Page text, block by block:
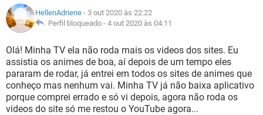
GUIA DE COMPRAS
INSTAGRAM GMAIL
GUIA DE COMPRAS
CELULAR
OUTLOOK EXCEL
INSTAGRAM GMAIL
GUIA DE COMPRAS
JOGOS WHATSAPP
CELULAR
OUTLOOK EXCEL
INSTAGRAM GMAIL
GUIA DE COMPRAS
GLOSSÁRIO
JOGOS WHATSAPP
CELULAR FACEBOOK
OUTLOOK EXCEL
INSTAGRAM GMAIL
HellenAdriene - 3 out 2020 às 22:22
Perfil bloqueado - 4 out 2020 às 04:11
Olá! Minha TV ela não roda mais os videos dos sites. Eu
assistia os animes de boa, aí depois de um tempo eles
pararam de rodar, já entrei em todos os sites de animes que
conheço mas nenhum vai. Minha TV já não baixa aplicativo
porque comprei errado e só vi depois, agora não roda os
videos do site só me restou o YouTube agora...